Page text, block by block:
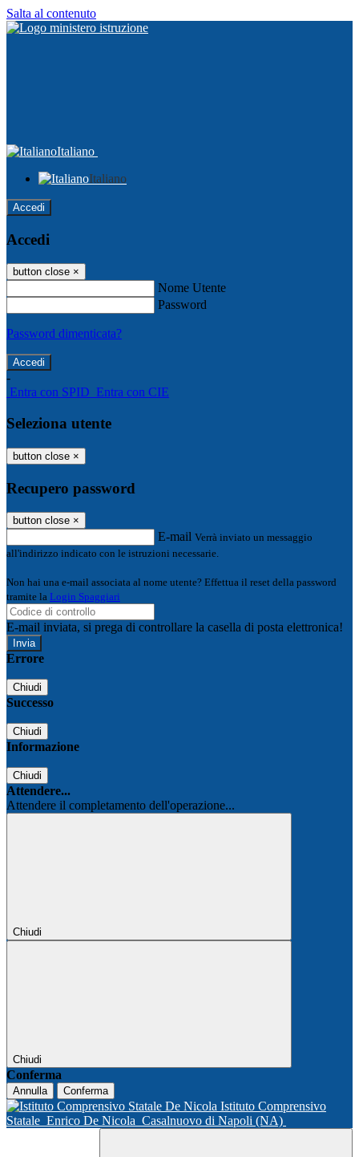
Salta al contenuto
Italiano
Italiano
Accedi
Accedi
button close ×
Nome Utente
Password
Password dimenticata?
-
Entra con SPID Entra con CIE
Seleziona utente
button close ×
Recupero password
button close ×
E-mail Verrà inviato un messaggio
all'indirizzo indicato con le istruzioni necessarie.
Non hai una e-mail associata al nome utente? Effettua il reset della password
tramite la Login Spaggiari
E-mail inviata, si prega di controllare la casella di posta elettronica!
Errore
Chiudi
Successo
Chiudi
Informazione
Chiudi
Attendere...
Attendere il completamento dell'operazione...
Chiudi
Chiudi
Conferma
Annulla Conferma
Istituto Comprensivo
Statale Enrico De Nicola Casalnuovo di Napoli (NA)